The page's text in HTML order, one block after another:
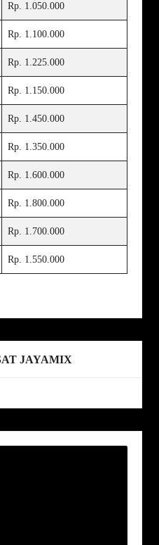
Rp. 1.050.000
Rp. 1.100.000
Rp. 1.225.000
Rp. 1.150.000
Rp. 1.450.000
Rp. 1.350.000
Rp. 1.600.000
Rp. 1.800.000
Rp. 1.700.000
Rp. 1.550.000
JAYAMIX